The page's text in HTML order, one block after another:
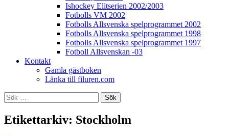
Ishockey Elitserien 2002/2003
Fotbolls VM 2002
Fotbolls Allsvenska spelprogrammet 2002
Fotbolls Allsvenska spelprogrammet 1998
Fotbolls Allsvenska spelprogrammet 1997
Fotboll Allsvenskan -03
Kontakt
Gamla gästboken
Länka till filuren.com
Sök
efter:
Etikettarkiv: Stockholm